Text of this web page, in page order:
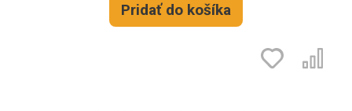
Pridať do košíka